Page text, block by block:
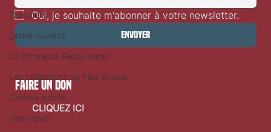
Concours
Lettre ouverte
La chronique Recto Verso
Les collections de Play Suisse
Cinéma suisse
Interviews
Oui, je souhaite m'abonner à votre newsletter.
Envoyer
faire un don
CLIQUEZ ICI